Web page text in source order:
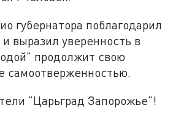
губернатора поблагодарил
выразил уверенность в
продолжит свою
самоотверженностью.
"Царьград Запорожье"!